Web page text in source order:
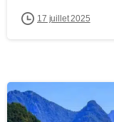
17 juillet 2025